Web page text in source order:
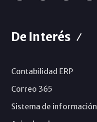
De Interés
Contabilidad ERP
Correo 365
Sistema de información